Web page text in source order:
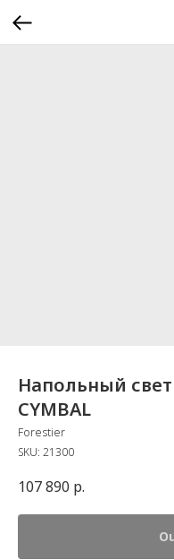
Напольный
CYMBAL
Forestier
SKU: 21300
107 890 р.